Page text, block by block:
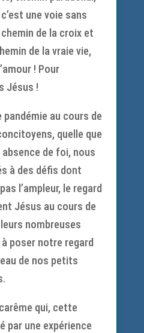
une voie sans
de la croix et
de la vraie vie,
! Pour
Jésus !
au cours de
quelle que
de foi, nous
à des défis dont
l’ampleur, le regard
Jésus au cours de
nombreuses
poser notre regard
de nos petits
qui, cette
par une expérience